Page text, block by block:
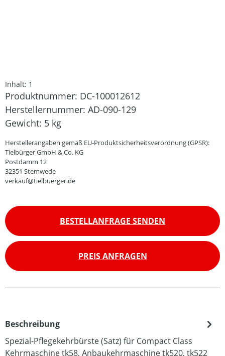
Inhalt: 1
Produktnummer: DC-100012612
Herstellernummer: AD-090-129
Gewicht: 5 kg
Herstellerangaben gemäß EU-Produktsicherheitsverordnung (GPSR):
Tielbürger GmbH & Co. KG
Postdamm 12
32351 Stemwede
verkauf@tielbuerger.de
BESTELLANFRAGE SENDEN
PREIS ANFRAGEN
Beschreibung
Spezial-Pflegekehrbürste (Satz) für Compact Class
Kehrmaschine tk58, Anbaukehrmaschine tk520, tk522